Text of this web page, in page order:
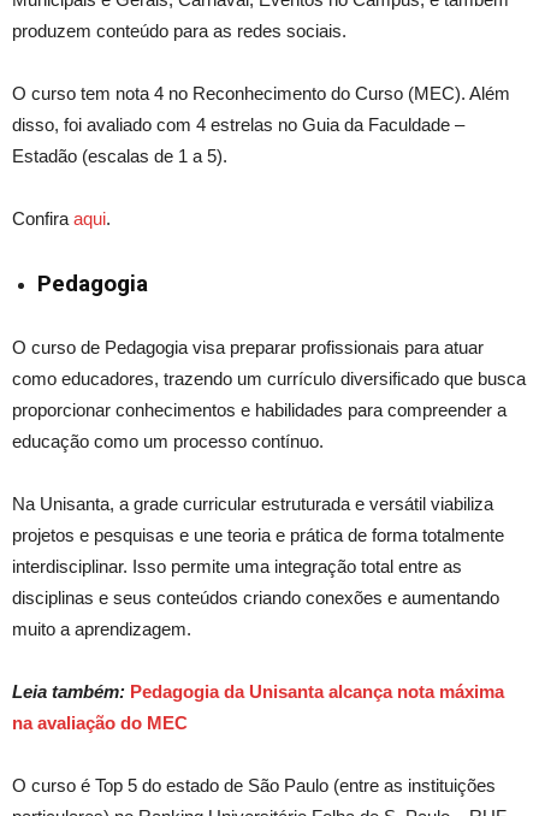
produzem conteúdo para as redes sociais.
O curso tem nota 4 no Reconhecimento do Curso (MEC). Além
disso, foi avaliado com 4 estrelas no Guia da Faculdade –
Estadão (escalas de 1 a 5).
Confira aqui.
Pedagogia
O curso de Pedagogia visa preparar profissionais para atuar
como educadores, trazendo um currículo diversificado que busca
proporcionar conhecimentos e habilidades para compreender a
educação como um processo contínuo.
Na Unisanta, a grade curricular estruturada e versátil viabiliza
projetos e pesquisas e une teoria e prática de forma totalmente
interdisciplinar. Isso permite uma integração total entre as
disciplinas e seus conteúdos criando conexões e aumentando
muito a aprendizagem.
Leia também: Pedagogia da Unisanta alcança nota máxima
na avaliação do MEC
O curso é Top 5 do estado de São Paulo (entre as instituições